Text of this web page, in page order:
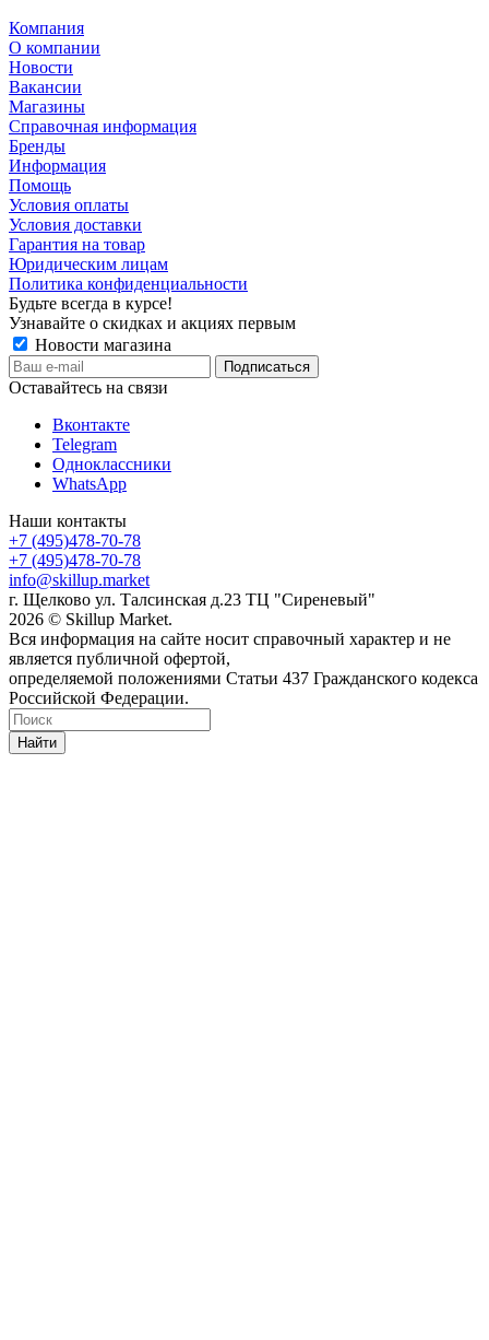
Компания
О компании
Новости
Вакансии
Магазины
Справочная информация
Бренды
Информация
Помощь
Условия оплаты
Условия доставки
Гарантия на товар
Юридическим лицам
Политика конфиденциальности
Будьте всегда в курсе!
Узнавайте о скидках и акциях первым
Новости магазина
Оставайтесь на связи
Вконтакте
Telegram
Одноклассники
WhatsApp
Наши контакты
+7 (495)478-70-78
+7 (495)478-70-78
info@skillup.market
г. Щелково ул. Талсинская д.23 ТЦ "Сиреневый"
2026 © Skillup Market.
Вся информация на сайте носит справочный характер и не
является публичной офертой,
определяемой положениями Статьи 437 Гражданского кодекса
Российской Федерации.
Найти